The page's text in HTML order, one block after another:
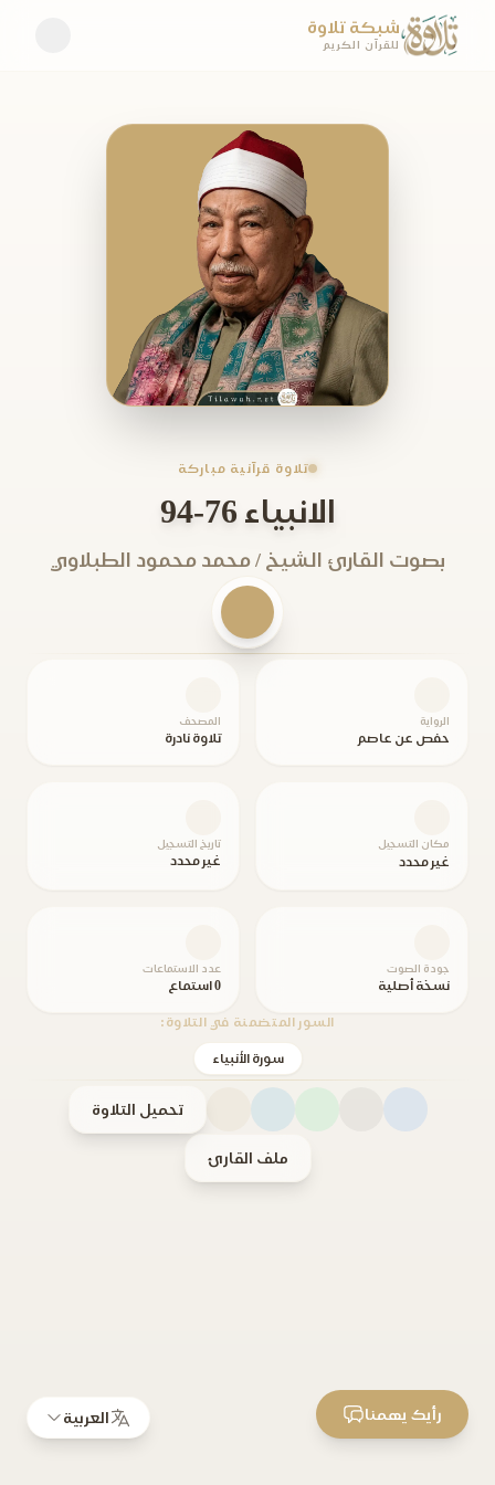
شبكة تلاوة
للقرآن الكريم
تلاوة قرآنية مباركة
الانبياء 76-94
بصوت القارئ الشيخ / محمد محمود الطبلاوي
الرواية
حفص عن عاصم
المصحف
تلاوة نادرة
مكان التسجيل
غير محدد
تاريخ التسجيل
غير محدد
جودة الصوت
نسخة أصلية
عدد الاستماعات
0 استماع
السور المتضمنة في التلاوة:
سورة الأنبياء
تحميل التلاوة
ملف القارئ
العربية رأيك يهمنا